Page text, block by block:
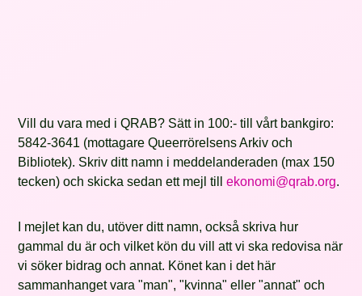
Vill du vara med i QRAB? Sätt in 100:- till vårt bankgiro:
5842‑3641 (mottagare Queerrörelsens Arkiv och
Bibliotek). Skriv ditt namn i meddelanderaden (max 150
tecken) och skicka sedan ett mejl tillekonomi@qrab.org.
I mejlet kan du, utöver ditt namn, också skriva hur
gammal du är och vilket kön du vill att vi ska redovisa när
vi söker bidrag och annat. Könet kan i det här
sammanhanget vara "man", "kvinna" eller "annat" och